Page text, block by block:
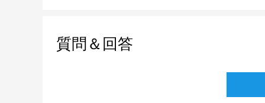
質問＆回答